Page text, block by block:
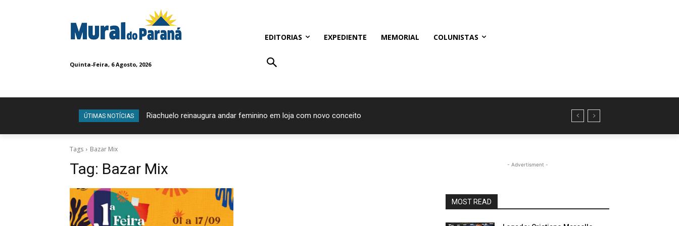
Quinta-Feira, 6 Agosto, 2026
EDITORIAS EXPEDIENTE MEMORIAL COLUNISTAS
ÚTIMAS NOTÍCIAS Riachuelo reinaugura andar feminino em loja com novo conceito
Tags Bazar Mix
Tag: Bazar Mix - Advertisment -
MOST READ